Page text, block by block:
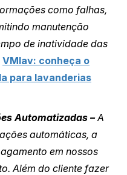
como falhas,
manutenção
de inatividade das
VMlav: conheça o
para lavanderias
Automatizadas –A
automáticas, a
em nossos
Além do cliente fazer